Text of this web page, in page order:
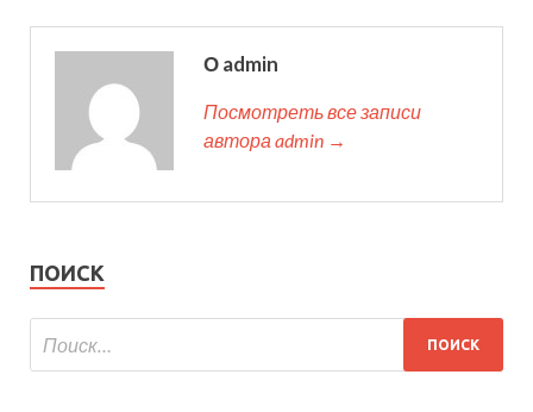
О admin
Посмотреть все записи
автора admin →
ПОИСК